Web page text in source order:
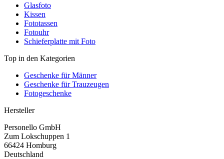
Glasfoto
Kissen
Fototassen
Fotouhr
Schieferplatte mit Foto
Top in den Kategorien
Geschenke für Männer
Geschenke für Trauzeugen
Fotogeschenke
Hersteller
Personello GmbH
Zum Lokschuppen 1
66424 Homburg
Deutschland